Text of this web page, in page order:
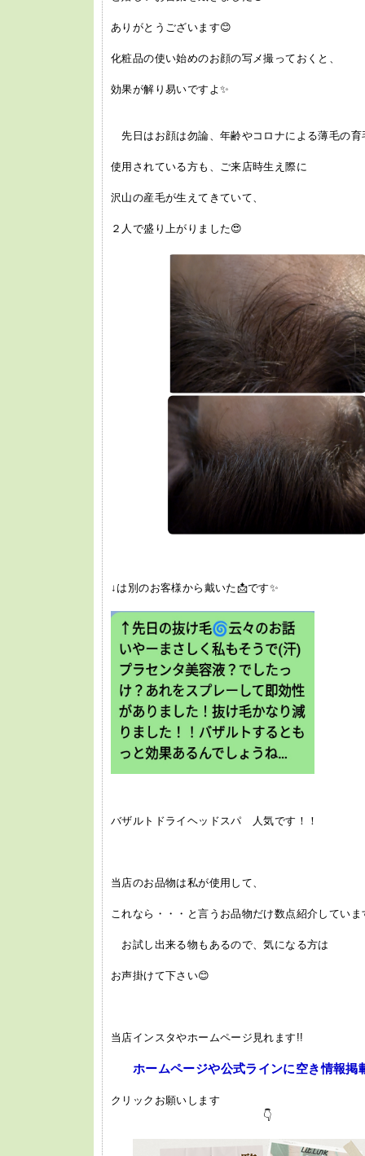
ありがとうございます😊
化粧品の使い始めのお顔の写メ撮っておくと、
効果が解り易いですよ✨
先日はお顔は勿論、年齢やコロナによる薄毛の育
使用されている方も、ご来店時生え際に
沢山の産毛が生えてきていて、
２人で盛り上がりました😍
↓は別のお客様から戴いた📩です✨
バザルトドライヘッドスパ 人気です！！
当店のお品物は私が使用して、
これなら・・・と言うお品物だけ数点紹介していま
お試し出来る物もあるので、気になる方は
お声掛けて下さい😊
当店インスタやホームページ見れます!!
ホームページや公式ラインに空き情報掲
クリックお願いします
👇